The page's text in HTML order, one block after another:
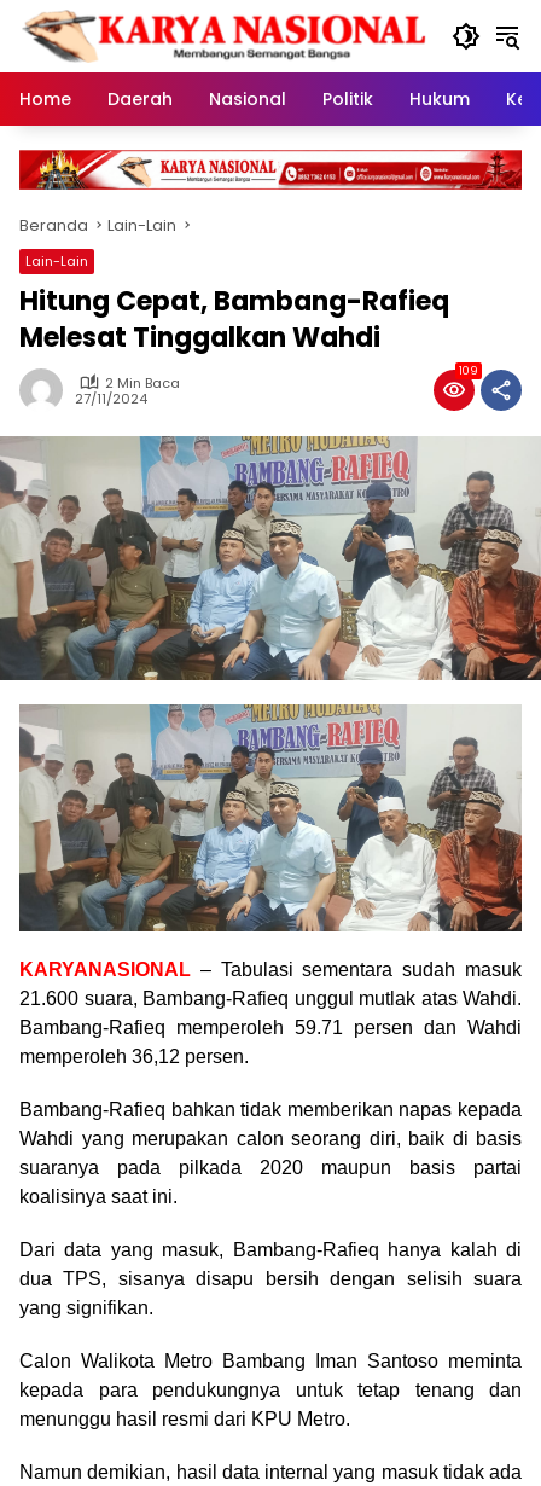
Langsung
konten
Home
Daerah Nasional Politik Hukum
Beranda Lain-Lain
Lain-Lain
Hitung Cepat, Bambang-Rafieq
Melesat Tinggalkan Wahdi
2 Min Baca
27/11/2024
109
KARYANASIONAL – Tabulasi sementara sudah masuk
21.600 suara, Bambang-Rafieq unggul mutlak atas Wahdi.
Bambang-Rafieq memperoleh 59.71 persen dan Wahdi
memperoleh 36,12 persen.
Bambang-Rafieq bahkan tidak memberikan napas kepada
Wahdi yang merupakan calon seorang diri, baik di basis
suaranya pada pilkada 2020 maupun basis partai
koalisinya saat ini.
Dari data yang masuk, Bambang-Rafieq hanya kalah di
dua TPS, sisanya disapu bersih dengan selisih suara
yang signifikan.
Calon Walikota Metro Bambang Iman Santoso meminta
kepada para pendukungnya untuk tetap tenang dan
menunggu hasil resmi dari KPU Metro.
Namun demikian, hasil data internal yang masuk tidak ada